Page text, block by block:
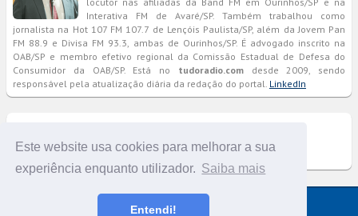
Este website usa cookies para melhorar a sua
experiência enquanto utilizador. Saiba mais
Entendi!
Interativa FM de Avaré/SP. Também trabalhou como
jornalista na Hot 107 FM 107.7 de Lençóis Paulista/SP, além da Jovem Pan
FM 88.9 e Divisa FM 93.3, ambas de Ourinhos/SP. É advogado inscrito na
OAB/SP e membro efetivo regional da Comissão Estadual de Defesa do
Consumidor da OAB/SP. Está no tudoradio.comdesde 2009, sendo
responsável pela atualização diária da redação do portal. LinkedIn
Versão completa do portal